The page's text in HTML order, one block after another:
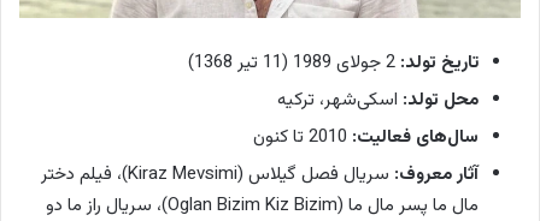
تاریخ تولد:
محل تولد: اسکی‌شهر، ترکیه
سال‌های فعالیت:
آثار معروف:
سریال فصل گیلاس (Kiraz Mevsimi)، فیلم دختر
مال ما پسر مال ما (Oglan Bizim Kiz Bizim)، سریال راز ما دو